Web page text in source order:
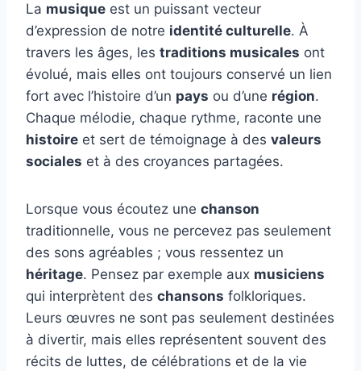
La musique est un puissant vecteur
d’expression de notre identité culturelle. À
travers les âges, les traditions musicales ont
évolué, mais elles ont toujours conservé un lien
fort avec l’histoire d’un pays ou d’une région.
Chaque mélodie, chaque rythme, raconte une
histoire et sert de témoignage à des valeurs
sociales et à des croyances partagées.
Lorsque vous écoutez une chanson
traditionnelle, vous ne percevez pas seulement
des sons agréables ; vous ressentez un
héritage. Pensez par exemple aux musiciens
qui interprètent des chansons folkloriques.
Leurs œuvres ne sont pas seulement destinées
à divertir, mais elles représentent souvent des
récits de luttes, de célébrations et de la vie